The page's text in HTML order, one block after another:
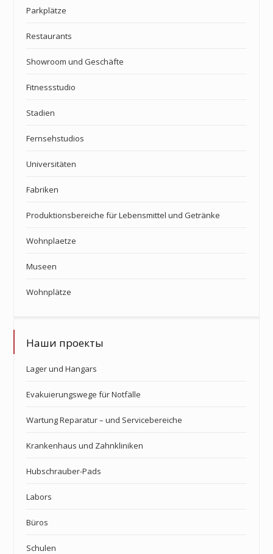
Parkplätze
Restaurants
Showroom und Geschäfte
Fitnessstudio
Stadien
Fernsehstudios
Universitäten
Fabriken
Produktionsbereiche für Lebensmittel und Getränke
Wohnplaetze
Museen
Wohnplätze
Наши проекты
Lager und Hangars
Evakuierungswege für Notfälle
Wartung Reparatur – und Servicebereiche
Krankenhaus und Zahnkliniken
Hubschrauber-Pads
Labors
Büros
Schulen